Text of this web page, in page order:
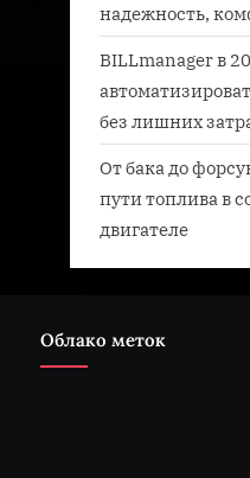
надежность,
BILLmanager в
без лишних
От бака до
пути топлива в
двигателе
Облако меток